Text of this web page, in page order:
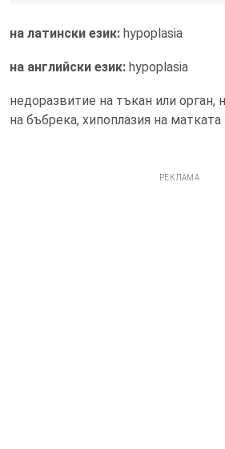
на латински език: hypoplasia
на английски език: hypoplasia
недоразвитие на тъкан или орган,
на бъбрека, хипоплазия на матката
РЕКЛАМА